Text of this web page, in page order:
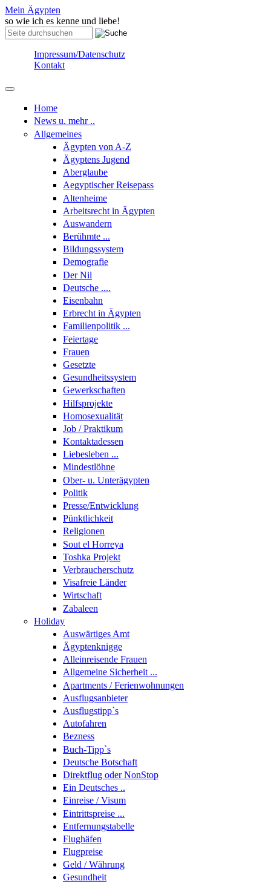
Skip to content
Skip to navigation
Mein Ägypten
so wie ich es kenne und liebe!
Suche
Impressum/Datenschutz
Kontakt
Home
News u. mehr ..
Allgemeines
Ägypten von A-Z
Ägyptens Jugend
Aberglaube
Aegyptischer Reisepass
Altenheime
Arbeitsrecht in Ägypten
Auswandern
Berühmte ...
Bildungssystem
Demografie
Der Nil
Deutsche ....
Eisenbahn
Erbrecht in Ägypten
Familienpolitik ...
Feiertage
Frauen
Gesetzte
Gesundheitssystem
Gewerkschaften
Hilfsprojekte
Homosexualität
Job / Praktikum
Kontaktadessen
Liebesleben ...
Mindestlöhne
Ober- u. Unterägypten
Politik
Presse/Entwicklung
Pünktlichkeit
Religionen
Sout el Horreya
Toshka Projekt
Verbraucherschutz
Visafreie Länder
Wirtschaft
Zabaleen
Holiday
Auswärtiges Amt
Ägyptenknigge
Alleinreisende Frauen
Allgemeine Sicherheit ...
Apartments / Ferienwohnungen
Ausflugsanbieter
Ausflugstipp`s
Autofahren
Bezness
Buch-Tipp`s
Deutsche Botschaft
Direktflug oder NonStop
Ein Deutsches ..
Einreise / Visum
Eintrittspreise ...
Entfernungstabelle
Flughäfen
Flugpreise
Geld / Währung
Gesundheit